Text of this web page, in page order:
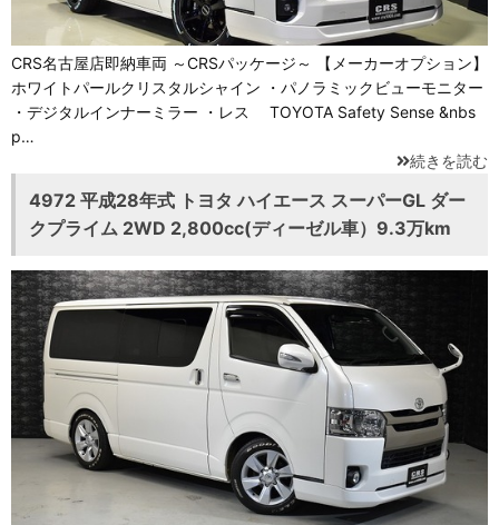
CRS名古屋店即納車両 ～CRSパッケージ～ 【メーカーオプション】
ホワイトパールクリスタルシャイン ・パノラミックビューモニター
・デジタルインナーミラー ・レス TOYOTA Safety Sense &nbs
p…
続きを読む
4972 平成28年式 トヨタ ハイエース スーパーGL ダー
クプライム 2WD 2,800cc(ディーゼル車）9.3万km